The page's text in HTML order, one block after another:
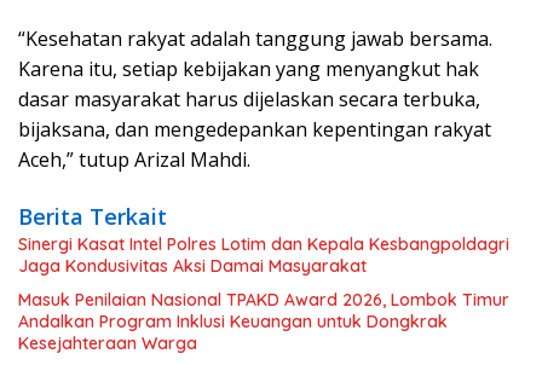
“Kesehatan rakyat adalah tanggung jawab bersama.
Karena itu, setiap kebijakan yang menyangkut hak
dasar masyarakat harus dijelaskan secara terbuka,
bijaksana, dan mengedepankan kepentingan rakyat
Aceh,” tutup Arizal Mahdi.
Berita Terkait
Sinergi Kasat Intel Polres Lotim dan Kepala Kesbangpoldagri
Jaga Kondusivitas Aksi Damai Masyarakat
Masuk Penilaian Nasional TPAKD Award 2026, Lombok Timur
Andalkan Program Inklusi Keuangan untuk Dongkrak
Kesejahteraan Warga